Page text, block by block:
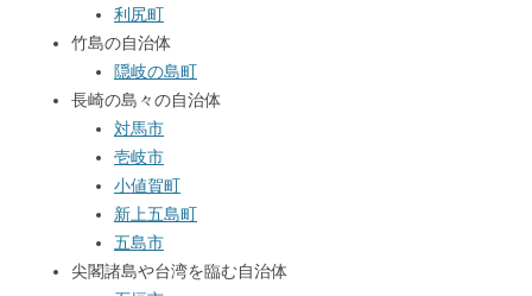
利尻町
竹島の自治体
隠岐の島町
長崎の島々の自治体
対馬市
壱岐市
小値賀町
新上五島町
五島市
尖閣諸島や台湾を臨む自治体